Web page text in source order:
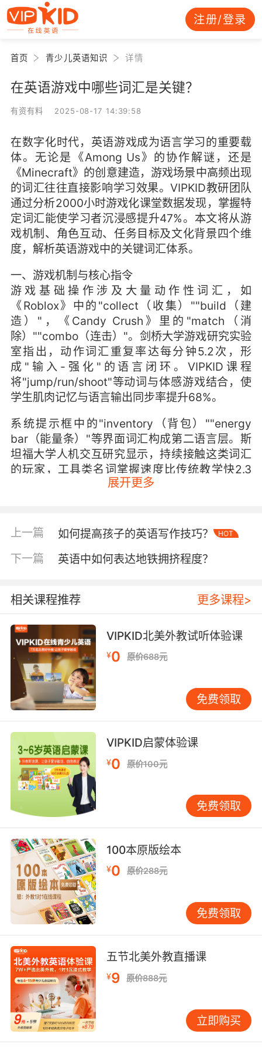
注册/登录
首页 青少儿英语知识 详情
在英语游戏中哪些词汇是关键？
有资有料 2025-08-17 14:39:58
在数字化时代，英语游戏成为语言学习的重要载
体。无论是《Among Us》的协作解谜，还是
《Minecraft》的创意建造，游戏场景中高频出现
的词汇往往直接影响学习效果。VIPKID教研团队
通过分析2000小时游戏化课堂数据发现，掌握特
定词汇能使学习者沉浸感提升47%。本文将从游
戏机制、角色互动、任务目标及文化背景四个维
度，解析英语游戏中的关键词汇体系。
一、游戏机制与核心指令
游戏基础操作涉及大量动作性词汇，如
《Roblox》中的"collect（收集）""build（建
造）"，《Candy Crush》里的"match（消
除）""combo（连击）"。剑桥大学游戏研究实验
室指出，动作词汇重复率达每分钟5.2次，形
成"输入-强化"的语言闭环。VIPKID课程
将"jump/run/shoot"等动词与体感游戏结合，使
学生肌肉记忆与语言输出同步率提升68%。
系统提示框中的"inventory（背包）""energy
bar（能量条）"等界面词汇构成第二语言层。斯
坦福大学人机交互研究显示，持续接触这类词汇
的玩家，工具类名词掌握速度比传统教学快2.3
倍。VIPKID开发的《虚拟博物馆》游戏中，文物
技术实现多维记忆。
二、角色互动与社交表达
dress（裙子真好看）"，《EVE Online》联盟作
战时常用"cover your flank（掩护侧翼）"。牛津
大学社会语言学研究表明，游戏中赞美、鼓励类
词汇使用频率是日常对话的3.7倍。VIPKID情景课
模拟游戏婚礼场景，刻意设计"Congratulations!
（恭喜）""Best man（伴郎）"等庆典用语。
冲突处理场景考验高阶交际能力。当《Apex
Legends》队友犯错时，"It's okay, let's
regroup（没事，重组阵型）"比直接指责更利于
团队协作。哈佛大学心理系追踪研究发现，常接
触建设性反馈词汇的玩家，谈判任务完成度提升
41%。VIPKID专利技术能智能识别游戏失误瞬
间，推送"mistake（失误）""tactical error（战
术错误）"等精准表达。
三、任务目标与策略沟通
主线任务中的"quest（任务）""reward（奖
励）"构成目标导向词汇链。加州大学游戏化教学
实验证实，明确"defeat the boss（击败
BOSS）"等阶段性目标的学生，目标动词掌握准
确率达93%。VIPKID《星际探索》课程设
equipment（升级装备）"等闯关任务，将商业词
汇融入太空贸易环节。
团队协作时的策略讨论催生逻辑性语言。MOBA
游戏中的"focus fire（集火）""initiate
combat（开团）"要求快速理解战术指令。宾夕
法尼亚大学认知科学研究显示，持续参与策略游
展开更多
上一篇 如何提高孩子的英语写作技巧？ HOT
下一篇 英语中如何表达地铁拥挤程度？
相关课程推荐 更多课程>
VIPKID北美外教试听体验课
¥0 原价688元
免费领取
VIPKID启蒙体验课
¥0 原价100元
免费领取
100本原版绘本
¥0 原价288元
免费领取
五节北美外教直播课
¥9 原价888元
立即购买